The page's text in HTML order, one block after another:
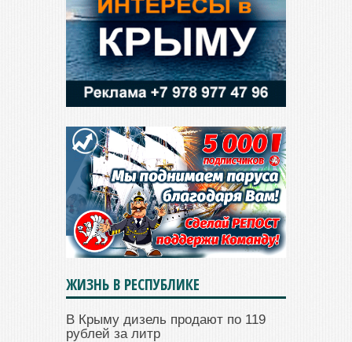
ЖИЗНЬ В РЕСПУБЛИКЕ
В Крыму дизель продают по 119
рублей за литр